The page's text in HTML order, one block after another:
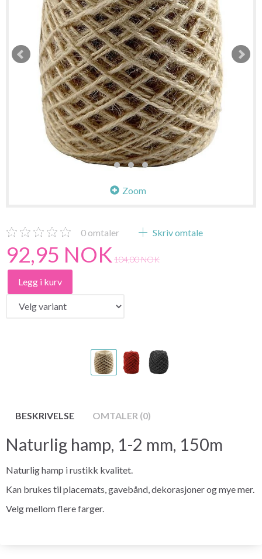
Zoom
0 omtaler Skriv omtale
92,95 NOK 104,00 NOK
Legg i kurv
BESKRIVELSE OMTALER (0)
Naturlig hamp, 1-2 mm, 150m
Naturlig hamp i rustikk kvalitet.
Kan brukes til placemats, gavebånd, dekorasjoner og mye mer.
Velg mellom flere farger.